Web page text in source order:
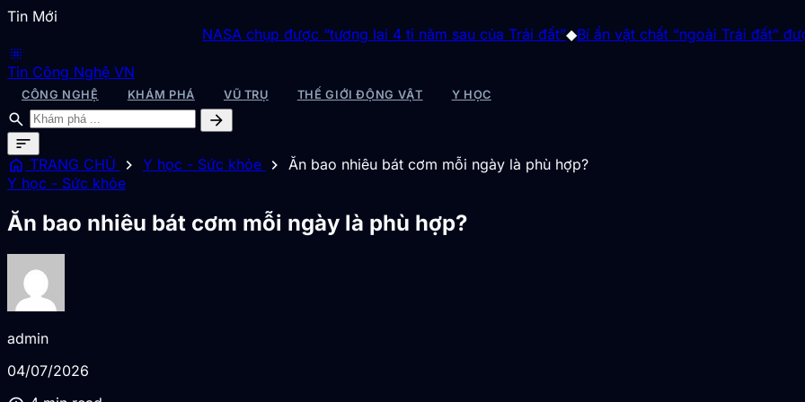
Tin Mới
NASA chụp được “tương lai 4 tỉ năm sau của Trái đất”◆ Bí ẩn vật chất “ngoài Trái đất” được sinh
blur_on
Tin Công Nghệ VN
CÔNG NGHỆ KHÁM PHÁ VŨ TRỤ THẾ GIỚI ĐỘNG VẬT Y HỌC
search
arrow_forward
sort
home TRANG CHỦ chevron_right Y học - Sức khỏe chevron_right
Ăn bao nhiêu bát cơm mỗi ngày là phù hợp?
Y học - Sức khỏe
Ăn bao nhiêu bát cơm mỗi ngày là phù hợp?
admin
04/07/2026